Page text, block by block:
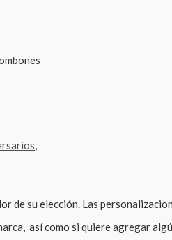
,
de su elección. Las
así como si quiere agregar